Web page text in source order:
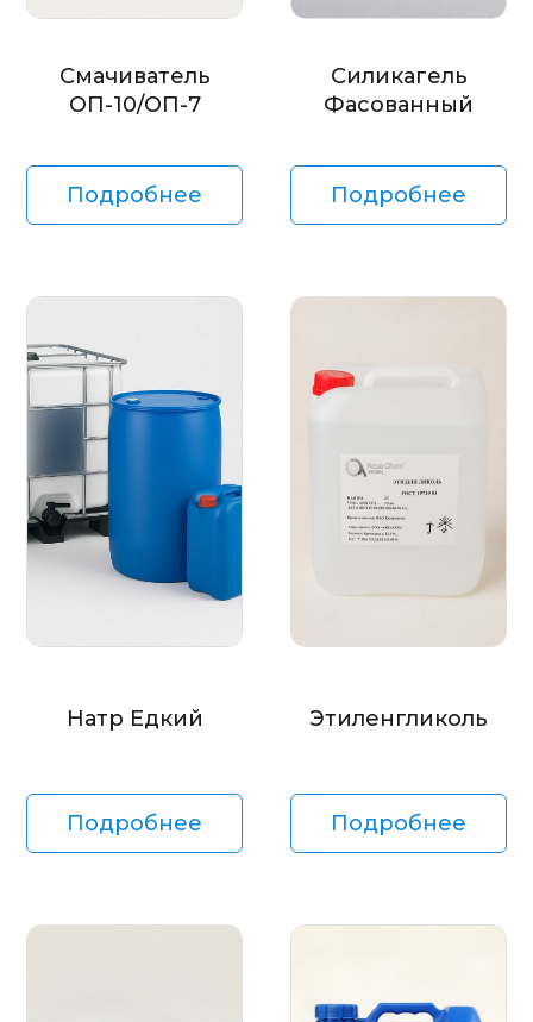
Смачиватель
ОП-10/ОП-7
Подробнее
Силикагель
Фасованный
Подробнее
Натр Едкий
Подробнее
Этиленгликоль
Подробнее